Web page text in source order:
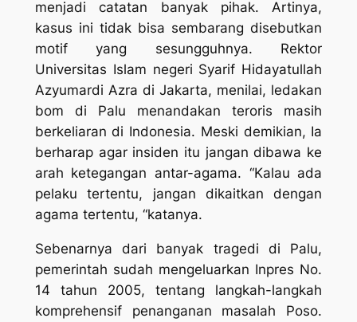
menjadi catatan banyak pihak. Artinya,
kasus ini tidak bisa sembarang disebutkan
motif yang sesungguhnya. Rektor
Universitas Islam negeri Syarif Hidayatullah
Azyumardi Azra di Jakarta, menilai, ledakan
bom di Palu menandakan teroris masih
berkeliaran di Indonesia. Meski demikian, Ia
berharap agar insiden itu jangan dibawa ke
arah ketegangan antar-agama. “Kalau ada
pelaku tertentu, jangan dikaitkan dengan
agama tertentu, “katanya.
Sebenarnya dari banyak tragedi di Palu,
pemerintah sudah mengeluarkan Inpres No.
14 tahun 2005, tentang langkah-langkah
komprehensif penanganan masalah Poso.